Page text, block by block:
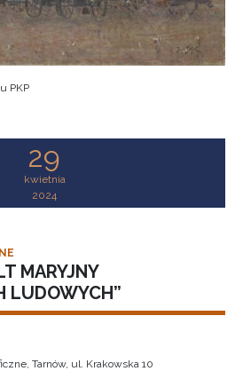
PKP
29
kwietnia
2024
MARYJNY
LUDOWYCH”
Tarnów, ul. Krakowska 10